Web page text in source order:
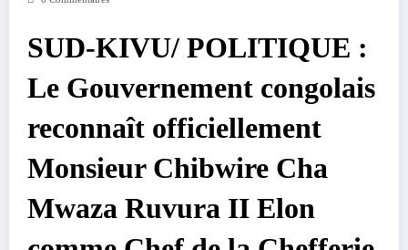
SUD-KIVU/ POLITIQUE :
Le Gouvernement congolais
reconnaît officiellement
Monsieur Chibwire Cha
Mwaza Ruvura II Elon